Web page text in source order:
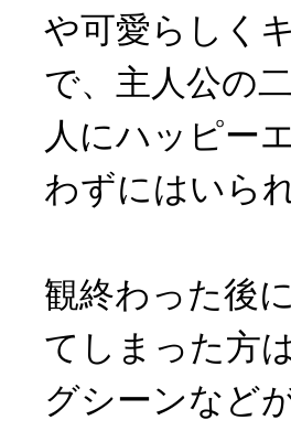
や可愛らしく
で、主人公の
人にハッピー
わずにはいら
観終わった後
てしまった方
グシーンなど